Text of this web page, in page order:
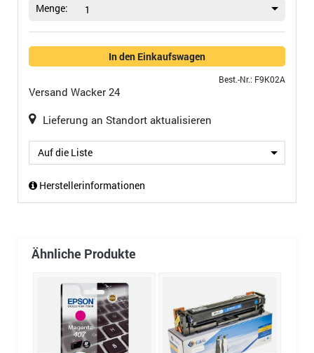
Menge: 1
In den Einkaufswagen
Best.-Nr.: F9K02A
Versand Wacker 24
Lieferung an Standort aktualisieren
Auf die Liste
Herstellerinformationen
Ähnliche Produkte